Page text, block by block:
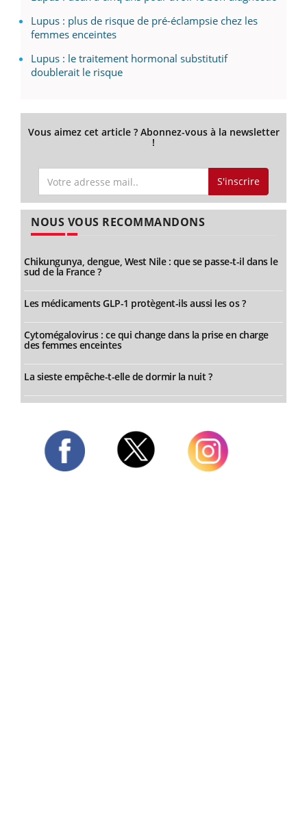
Lupus : plus de risque de pré-éclampsie chez les
femmes enceintes
Lupus : le traitement hormonal substitutif
doublerait le risque
Vous aimez cet article ? Abonnez-vous à la newsletter
!
S'inscrire
NOUS VOUS RECOMMANDONS
Chikungunya, dengue, West Nile : que se passe-t-il dans le
sud de la France ?
Les médicaments GLP-1 protègent-ils aussi les os ?
Cytomégalovirus : ce qui change dans la prise en charge
des femmes enceintes
La sieste empêche-t-elle de dormir la nuit ?